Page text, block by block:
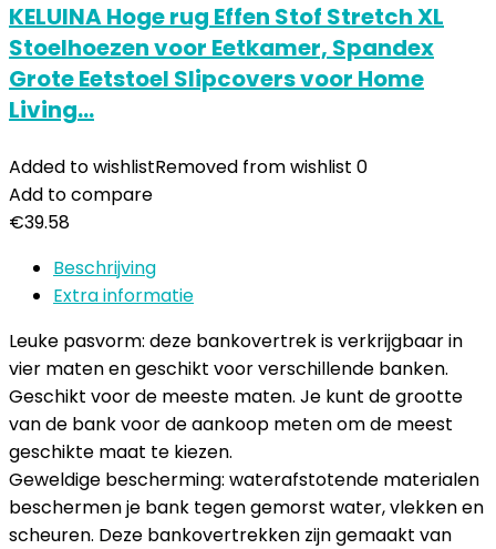
KELUINA Hoge rug Effen Stof Stretch XL
Stoelhoezen voor Eetkamer, Spandex
Grote Eetstoel Slipcovers voor Home
Living…
Added to wishlistRemoved from wishlist 0
Add to compare
€39.58
Beschrijving
Extra informatie
Leuke pasvorm: deze bankovertrek is verkrijgbaar in
vier maten en geschikt voor verschillende banken.
Geschikt voor de meeste maten. Je kunt de grootte
van de bank voor de aankoop meten om de meest
geschikte maat te kiezen.
Geweldige bescherming: waterafstotende materialen
beschermen je bank tegen gemorst water, vlekken en
scheuren. Deze bankovertrekken zijn gemaakt van